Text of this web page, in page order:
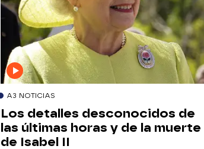
A3 NOTICIAS
Los detalles desconocidos de
las últimas horas y de la muerte
de Isabel II